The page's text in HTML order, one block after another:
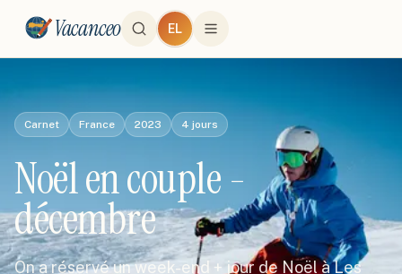
Vacanceo EL
Carnet France 2023 4 jours
Noël en couple -
décembre
On a réservé un week-end + jour de Noël à Les